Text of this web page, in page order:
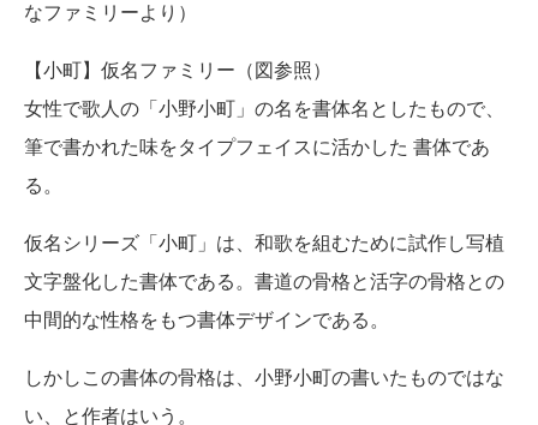
なファミリーより）
【小町】仮名ファミリー（図参照）
女性で歌人の「小野小町」の名を書体名としたもので、
筆で書かれた味をタイプフェイスに活かした 書体であ
る。
仮名シリーズ「小町」は、和歌を組むために試作し写植
文字盤化した書体である。書道の骨格と活字の骨格との
中間的な性格をもつ書体デザインである。
しかしこの書体の骨格は、小野小町の書いたものではな
い、と作者はいう。